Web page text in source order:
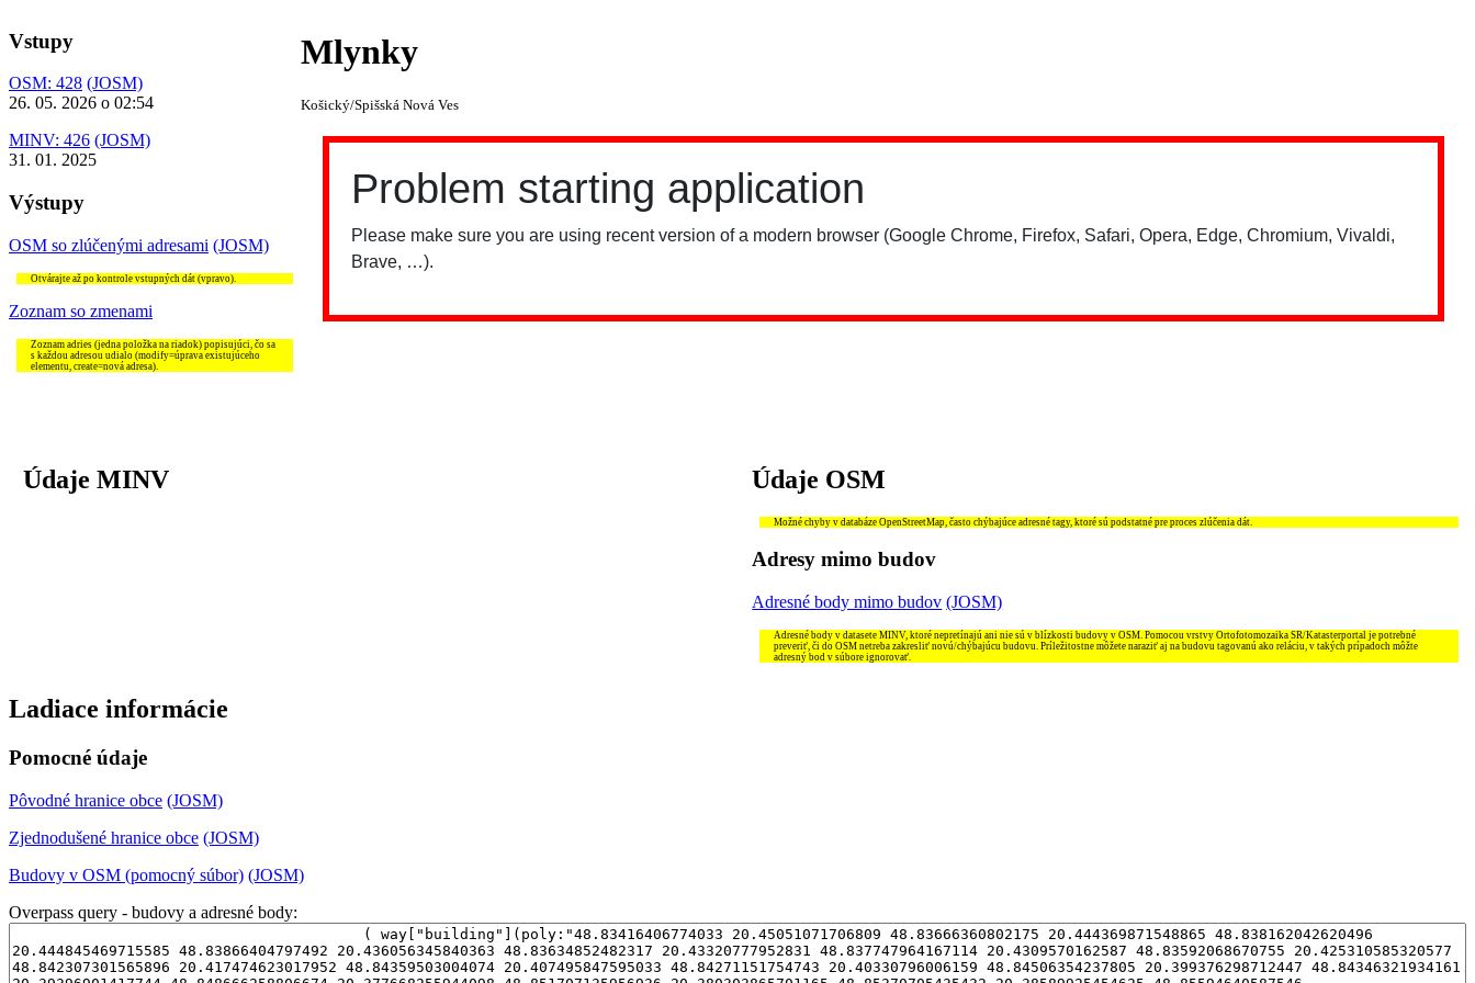
Vstupy
OSM: 428 (JOSM)
26. 05. 2026 o 02:54
MINV: 426 (JOSM)
31. 01. 2025
Výstupy
OSM so zlúčenými adresami (JOSM)
Otvárajte až po kontrole vstupných dát (vpravo).
Zoznam so zmenami
Zoznam adries (jedna položka na riadok) popisujúci, čo sa
s každou adresou udialo (modify=úprava existujúceho
elementu, create=nová adresa).
Mlynky
Košický/Spišská Nová Ves
Údaje MINV Údaje OSM
Možné chyby v databáze OpenStreetMap, často chýbajúce adresné tagy, ktoré sú podstatné pre proces zlúčenia dát.
Adresy mimo budov
Adresné body mimo budov (JOSM)
Adresné body v datasete MINV, ktoré nepretínajú ani nie sú v blízkosti budovy v OSM. Pomocou vrstvy Ortofotomozaika SR/Katasterportal je potrebné
preveriť, či do OSM netreba zakresliť novú/chýbajúcu budovu. Príležitostne môžete naraziť aj na budovu tagovanú ako reláciu, v takých prípadoch môžte
adresný bod v súbore ignorovať.
Ladiace informácie
Pomocné údaje
Pôvodné hranice obce (JOSM)
Zjednodušené hranice obce (JOSM)
Budovy v OSM (pomocný súbor) (JOSM)
Overpass query - budovy a adresné body: